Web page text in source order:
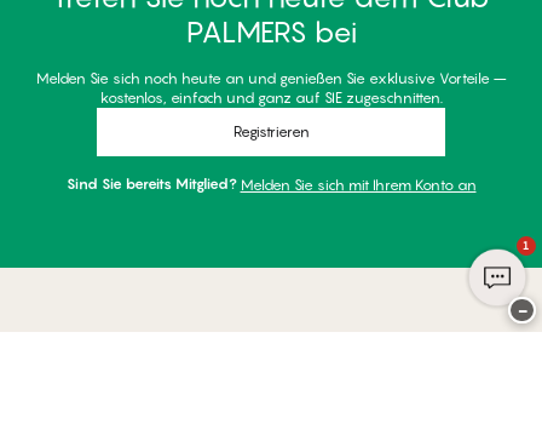
PALMERS bei
Melden Sie sich noch heute an und genießen Sie exklusive Vorteile –
kostenlos, einfach und ganz auf SIE zugeschnitten.
Registrieren
Sind Sie bereits Mitglied? Melden Sie sich mit Ihrem Konto an
1
−